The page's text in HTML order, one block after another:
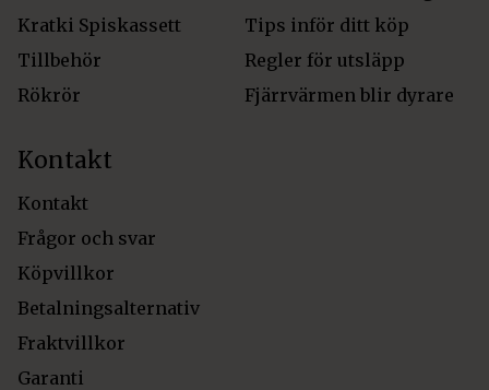
Kratki Spiskassett
Tillbehör
Rökrör
Tips inför ditt köp
Regler för utsläpp
Fjärrvärmen blir dyrare
Kontakt
Kontakt
Frågor och svar
Köpvillkor
Betalningsalternativ
Fraktvillkor
Garanti